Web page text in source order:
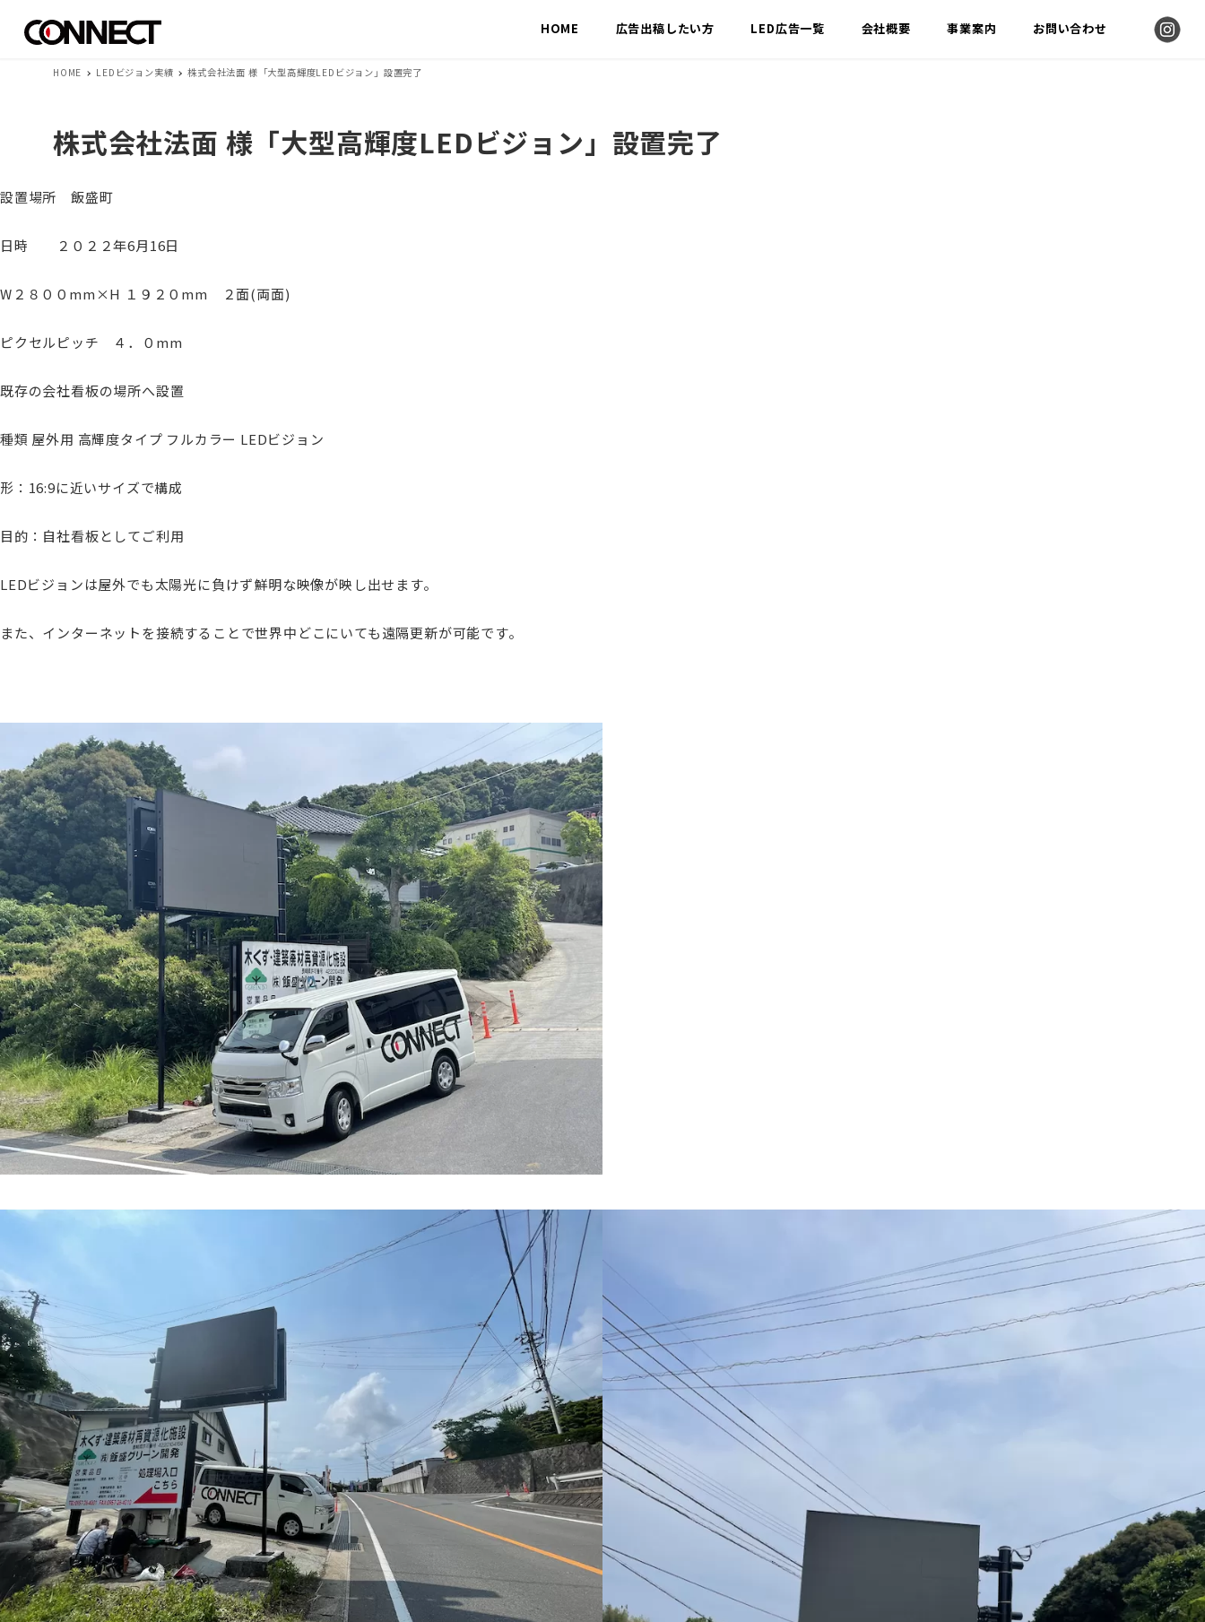
HOME 広告出稿したい方 LED広告一覧 会社概要 事業案内 お問い合わせ
HOME LEDビジョン実績 株式会社法面 様「大型高輝度LEDビジョン」設置完了
株式会社法面 様「大型高輝度LEDビジョン」設置完了
設置場所 飯盛町
日時 ２０２２年6月16日
W２８００mm×H １９２０mm ２面(両面)
ピクセルピッチ ４．０mm
既存の会社看板の場所へ設置
種類 屋外用 高輝度タイプ フルカラー LEDビジョン
形：16:9に近いサイズで構成
目的：自社看板としてご利用
LEDビジョンは屋外でも太陽光に負けず鮮明な映像が映し出せます。
また、インターネットを接続することで世界中どこにいても遠隔更新が可能です。